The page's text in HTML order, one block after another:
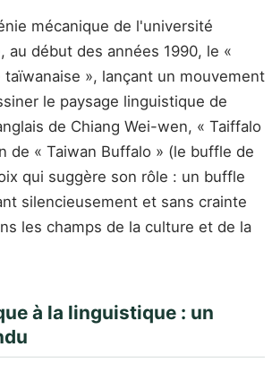
mécanique de l'université
au début des années 1990, le «
taïwanaise », lançant un mouvement
le paysage linguistique de
de Chiang Wei-wen, « Taiffalo
de « Taiwan Buffalo » (le buffle de
qui suggère son rôle : un buffle
silencieusement et sans crainte
les champs de la culture et de la
à la linguistique : un